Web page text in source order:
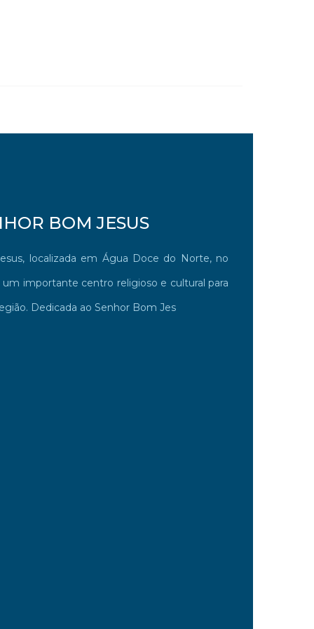
BOM JESUS
localizada em Água Doce do Norte, no
importante centro religioso e cultural para
Dedicada ao Senhor Bom Jes